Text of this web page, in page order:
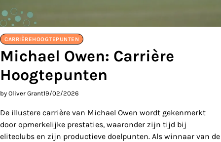
CARRIÈREHOOGTEPUNTEN
Michael Owen: Carrière
Hoogtepunten
by Oliver Grant19/02/2026
De illustere carrière van Michael Owen wordt gekenmerkt
door opmerkelijke prestaties, waaronder zijn tijd bij
eliteclubs en zijn productieve doelpunten. Als winnaar van de